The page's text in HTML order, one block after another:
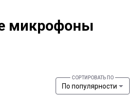
микрофоны
По популярности